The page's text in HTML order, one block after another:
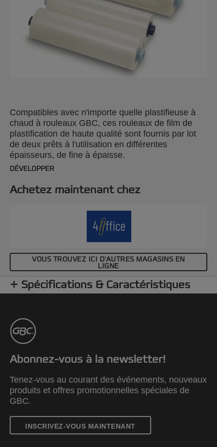
Compatibles avec n'importe quelle plastifieuse à
chaud à rouleaux GBC, ces rouleaux de film de
plastification de haute qualité sont fournis par lot
de deux prêts à l'utilisation en différentes
épaisseurs, de fine à épaisse.
DÉVELOPPER
Achetez maintenant chez
VOUS TROUVEZ ICI D'AUTRES MAGASINS EN
LIGNE
Spécifications & Caractéristiques
Abonnez-vous à la newsletter!
Tenez-vous au courant des événements, nouveaux
produits et offres promotionnelles spéciales de
GBC.
INSCRIVEZ-VOUS MAINTENANT